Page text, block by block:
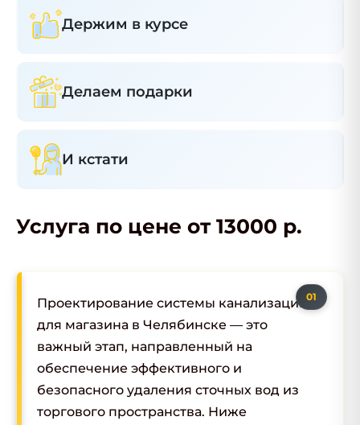
Держим в курсе
Делаем подарки
И кстати
Услуга по цене от 13000 р.
Проектирование системы канализации
для магазина в Челябинске — это
важный этап, направленный на
обеспечение эффективного и
безопасного удаления сточных вод из
торгового пространства. Ниже